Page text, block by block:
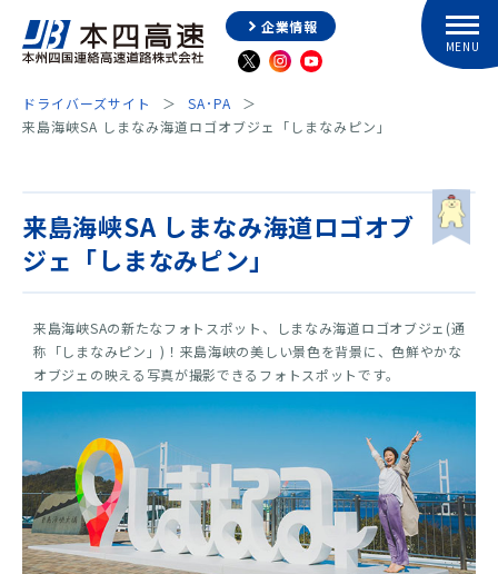
企業情報
ドライバーズサイト
SA･PA
来島海峡SA しまなみ海道ロゴオブジェ「しまなみピン」
来島海峡SA しまなみ海道ロゴオブ
ジェ「しまなみピン」
来島海峡SAの新たなフォトスポット、しまなみ海道ロゴオブジェ(通
称「しまなみピン」)！来島海峡の美しい景色を背景に、色鮮やかな
オブジェの映える写真が撮影できるフォトスポットです。